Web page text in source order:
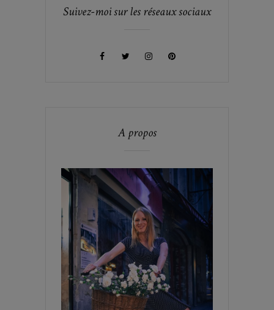
Suivez-moi sur les réseaux sociaux
A propos